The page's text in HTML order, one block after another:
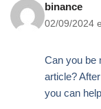
binance
02/09/2024
Can you be
article?
you can